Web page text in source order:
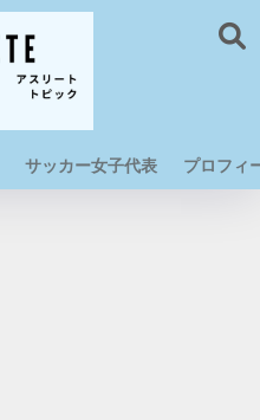
サッカー女子代表 プロフィ